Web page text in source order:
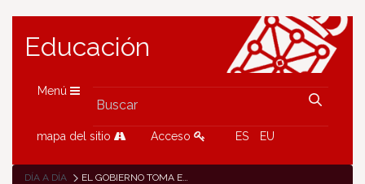
Educación
Menú
mapa del sitio Acceso ES EU
DÍA A DÍA EL GOBIERNO TOMA EN CONSIDERACIÓN EL ROC, LA NUEVA ‘CONSTITUCIÓN’ DE LOS CENTROS EDUCATIVOS NAVARROS, Y PIDE DICTAMEN AL CONSEJO DE NAVARRA